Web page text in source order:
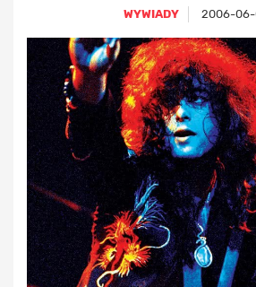
WYWIADY 2006-